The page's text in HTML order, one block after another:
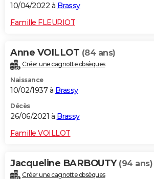
10/04/2022 à Brassy
Famille FLEURIOT
Anne VOILLOT (84 ans)
Créer une cagnotte obsèques
Naissance
10/02/1937 à Brassy
Décès
26/06/2021 à Brassy
Famille VOILLOT
Jacqueline BARBOUTY (94 ans)
Créer une cagnotte obsèques